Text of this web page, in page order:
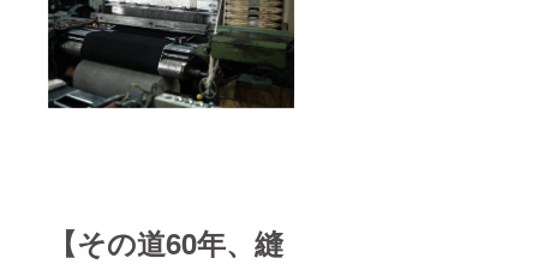
【その道60年、縫